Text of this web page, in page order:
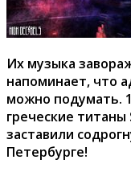
Их музыка
напоминает, что
можно подумать.
греческие
заставили
Петербурге!